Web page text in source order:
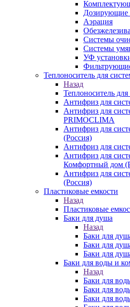
Дозирующие
Аэрация
Системы
Системы
УФ
Теплоноситель для
Назад
Теплоноситель
Антифриз для
Антифриз для
PRIMOCLIMA
Антифриз для
(Россия)
Антифриз для
Антифриз для
Комфортный дом
Антифриз для
(Россия)
Пластиковые емкости
Назад
Пластиковые
Баки для душа
Назад
Баки для
Баки для
Баки для
Баки для воды и
Назад
Баки для
Баки для
Баки для